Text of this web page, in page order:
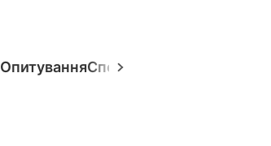
ОпитуванняСпецпроєкти